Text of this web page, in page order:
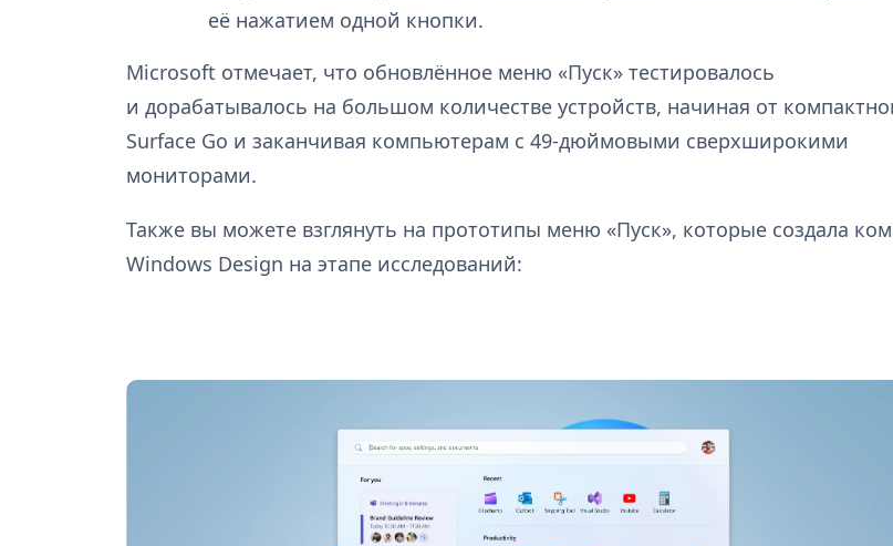
её нажатием одной кнопки.
Microsoft отмечает, что обновлённое меню «Пуск» тестировалось
и дорабатывалось на большом количестве устройств, начиная от
Surface Go и заканчивая компьютерам с 49-дюймовыми сверхширокими
мониторами.
Также вы можете взглянуть на прототипы меню «Пуск», которые создала
Windows Design на этапе исследований: